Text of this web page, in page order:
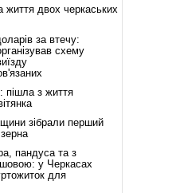
життя двох черкаських
за втечу:
схему
пішла з життя
зібрали перший
пандуса та з
у Черкасах
для